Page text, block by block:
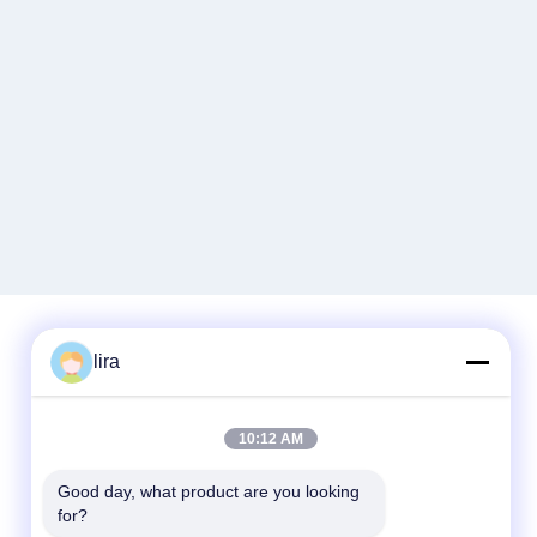
Γρήγορη επικοινωνία
86-510-86385783
lira
10:12 AM
Good day, what product are you looking
for?